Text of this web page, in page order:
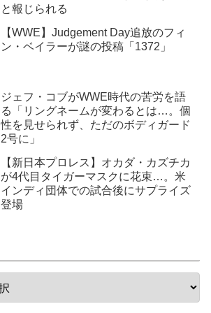
と報じられる
【WWE】Judgement Day追放のフィ
ン・ベイラーが謎の投稿「1372」
ジェフ・コブがWWE時代の苦労を語
る「リングネームが変わるとは…。個
性を見せられず、ただのボディガード
2号に」
【新日本プロレス】オカダ・カズチカ
が4代目タイガーマスクに花束…。米
インディ団体での試合後にサプライズ
登場